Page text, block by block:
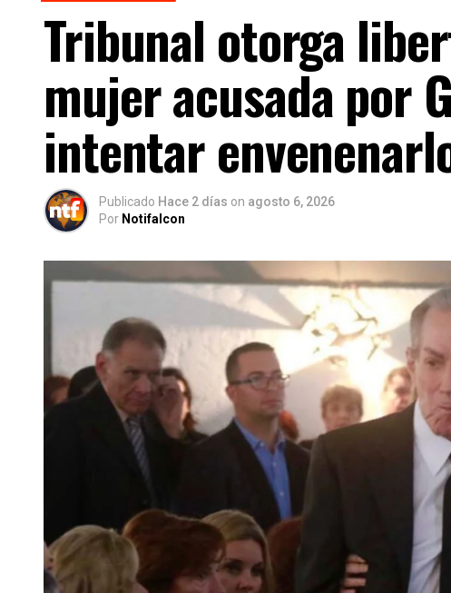
Tribunal otorga
mujer acusada por
intentar
Publicado Hace 2 días on agosto 6, 2026
Por Notifalcon